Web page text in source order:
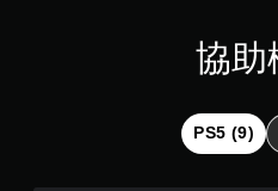
協助
PS5 (9)